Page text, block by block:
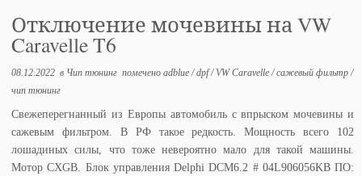
Отключение мочевины на VW
Caravelle T6
08.12.2022 в Чип тюнинг помеченоadblue/dpf/ VW Caravelle/сажевый фильтр/
чип тюнинг
Свежеперегнанный из Европы автомобиль с впрыском мочевины и
сажевым фильтром. В РФ такое редкость. Мощность всего 102
лошадиных силы, что тоже невероятно мало для такой машины.
Мотор CXGB. Блок управления Delphi DCM6.2 # 04L906056KB ПО: